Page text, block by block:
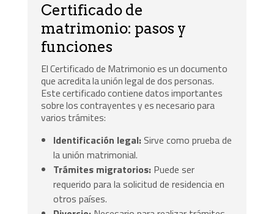
Certificado de
matrimonio: pasos y
funciones
El Certificado de Matrimonio es un documento
que acredita la unión legal de dos personas.
Este certificado contiene datos importantes
sobre los contrayentes y es necesario para
varios trámites:
Identificación legal: Sirve como prueba de
la unión matrimonial.
Trámites migratorios: Puede ser
requerido para la solicitud de residencia en
otros países.